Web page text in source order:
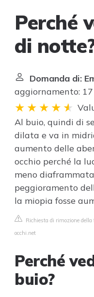
Perché
di
Domanda di:
aggiornamento:
Al buio, quindi di
dilata e va in
aumento delle
occhio perché la
meno
peggioramento
la miopia fosse
Richiesta di rimozione della
occhi.net
Perché
buio?